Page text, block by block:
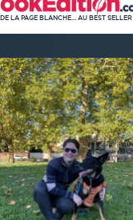
DE LA PAGE BLANCHE... AU BEST SELLER